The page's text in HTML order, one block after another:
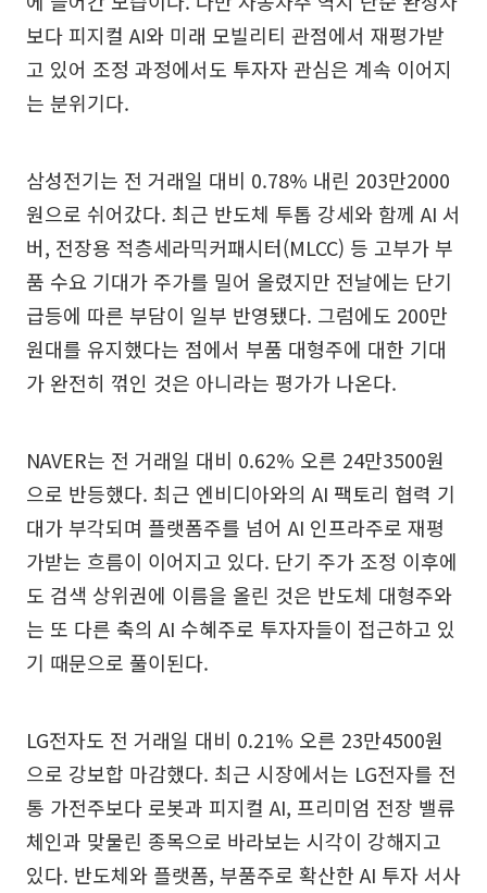
보다 피지컬 AI와 미래 모빌리티 관점에서 재평가받
고 있어 조정 과정에서도 투자자 관심은 계속 이어지
는 분위기다.
삼성전기는 전 거래일 대비 0.78% 내린 203만2000
원으로 쉬어갔다. 최근 반도체 투톱 강세와 함께 AI 서
버, 전장용 적층세라믹커패시터(MLCC) 등 고부가 부
품 수요 기대가 주가를 밀어 올렸지만 전날에는 단기
급등에 따른 부담이 일부 반영됐다. 그럼에도 200만
원대를 유지했다는 점에서 부품 대형주에 대한 기대
가 완전히 꺾인 것은 아니라는 평가가 나온다.
NAVER는 전 거래일 대비 0.62% 오른 24만3500원
으로 반등했다. 최근 엔비디아와의 AI 팩토리 협력 기
대가 부각되며 플랫폼주를 넘어 AI 인프라주로 재평
가받는 흐름이 이어지고 있다. 단기 주가 조정 이후에
도 검색 상위권에 이름을 올린 것은 반도체 대형주와
는 또 다른 축의 AI 수혜주로 투자자들이 접근하고 있
기 때문으로 풀이된다.
LG전자도 전 거래일 대비 0.21% 오른 23만4500원
으로 강보합 마감했다. 최근 시장에서는 LG전자를 전
통 가전주보다 로봇과 피지컬 AI, 프리미엄 전장 밸류
체인과 맞물린 종목으로 바라보는 시각이 강해지고
있다. 반도체와 플랫폼, 부품주로 확산한 AI 투자 서사